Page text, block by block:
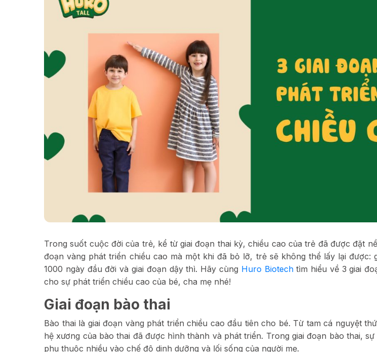
Trong suốt cuộc đời của trẻ, kể từ giai đoạn thai kỳ, chiều cao của trẻ đã được đặt
đoạn vàng phát triển chiều cao mà một khi đã bỏ lỡ, trẻ sẽ không thể lấy lại được:
1000 ngày đầu đời và giai đoạn dậy thì. Hãy cùng Huro Biotechtìm hiểu về 3 giai
cho sự phát triển chiều cao của bé, cha mẹ nhé!
Giai đoạn bào thai
Bào thai là giai đoạn vàng phát triển chiều cao đầu tiên cho bé. Từ tam cá nguyệt
hệ xương của bào thai đã được hình thành và phát triển. Trong giai đoạn bào thai,
phụ thuộc nhiều vào chế độ dinh dưỡng và lối sống của người mẹ.